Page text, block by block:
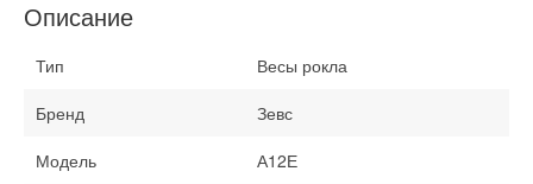
Описание
Тип
Весы рокла
Бренд
Зевс
Модель
А12Е